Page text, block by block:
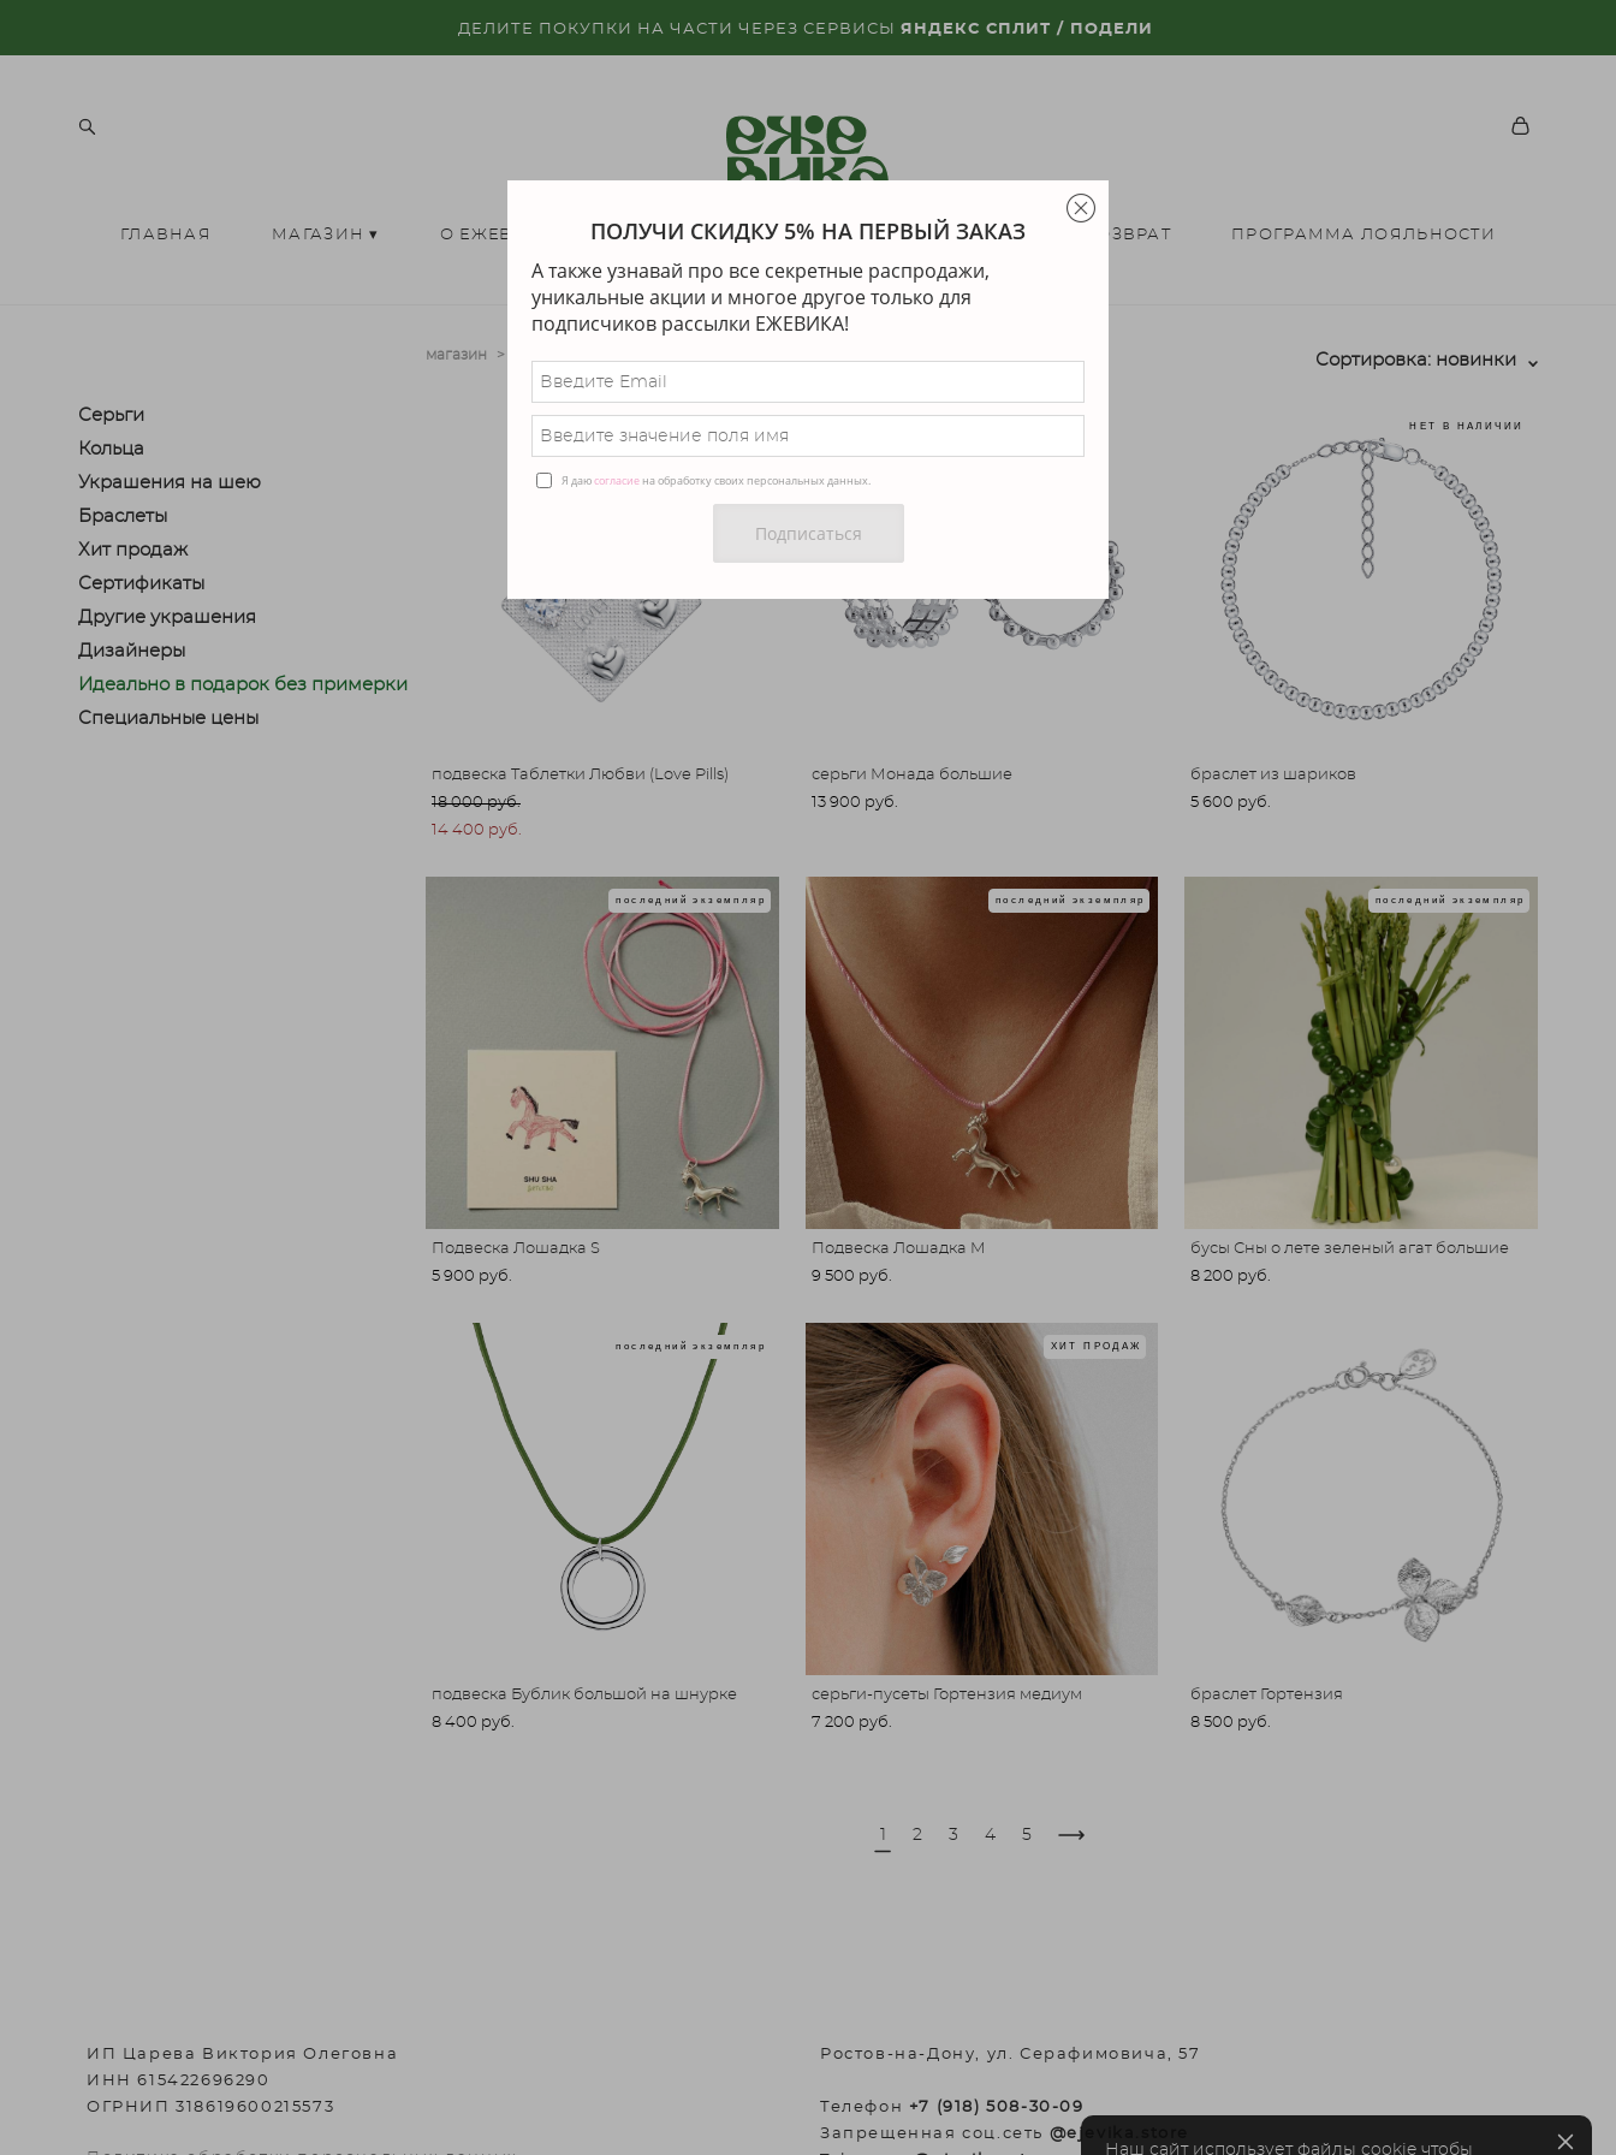
ДЕЛИТЕ ПОКУПКИ НА ЧАСТИ ЧЕРЕЗ СЕРВИСЫ ЯНДЕКС СПЛИТ / ПОДЕЛИ
ГЛАВНАЯ МАГАЗИН ▾ О ЕЖЕВИКЕ ДИЗАЙНЕРЫ ДОСТАВКА ГАРАНТИЯ И ВОЗВРАТ ПРОГРАММА ЛОЯЛЬНОСТИ
Серьги
Кольца
Украшения на шею
Браслеты
Хит продаж
Сертификаты
Другие украшения
Дизайнеры
Идеально в подарок без примерки
Специальные цены
магазин > Сортировка: новинки
подвеска Таблетки Любви (Love Pills)
18 000 pуб.
14 400 pуб.
серьги Монада большие
13 900 pуб.
НЕТ В НАЛИЧИИ
браслет из шариков
5 600 pуб.
последний экземпляр
Подвеска Лошадка S
5 900 pуб.
последний экземпляр
Подвеска Лошадка M
9 500 pуб.
последний экземпляр
бусы Сны о лете зеленый агат большие
8 200 pуб.
последний экземпляр
подвеска Бублик большой на шнурке
8 400 pуб.
ХИТ ПРОДАЖ
серьги-пусеты Гортензия медиум
7 200 pуб.
браслет Гортензия
8 500 pуб.
2 3 4 5
ИП Царева Виктория Олеговна
ИНН 615422696290
ОГРНИП 318619600215573
Ростов-на-Дону, ул. Серафимовича, 57
Телефон +7 (918) 508-30-09
Запрещенная соц.сеть @ejevika.store
Наш сайт использует файлы cookie чтобы
ПОЛУЧИ СКИДКУ 5% НА ПЕРВЫЙ ЗАКАЗ
А также узнавай про все секретные распродажи,
уникальные акции и многое другое только для
подписчиков рассылки ЕЖЕВИКА!
Я даюсогласие на обработку своих персональных данных.